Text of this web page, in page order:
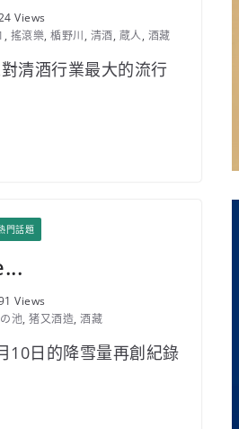
Views
, 搖滾樂,楯野川, 清酒, 蔵人, 酒藏
清酒行業最大的流行
門話題
Views
池,猪又酒造,酒藏
10日的降雪量再創紀錄